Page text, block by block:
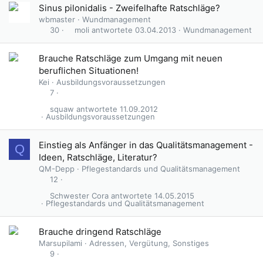
Sinus pilonidalis - Zweifelhafte Ratschläge?
wbmaster
Wundmanagement
30
Wundmanagement
03.04.2013
moli
Brauche Ratschläge zum Umgang mit neuen
beruflichen Situationen!
Kei
Ausbildungsvoraussetzungen
7
Ausbildungsvoraussetzungen
11.09.2012
squaw
Q
Einstieg als Anfänger in das Qualitätsmanagement -
Ideen, Ratschläge, Literatur?
QM-Depp
Pflegestandards und Qualitätsmanagement
12
Pflegestandards und Qualitätsmanagement
14.05.2015
Schwester Cora
Brauche dringend Ratschläge
Marsupilami
Adressen, Vergütung, Sonstiges
9